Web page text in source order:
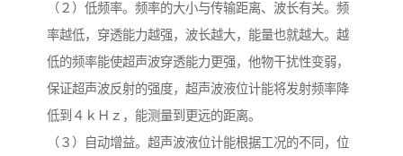
（２）低频率。频率的大小与传输距离、波长有关。频
率越低，穿透能力越强，波长越大，能量也就越大。越
低的频率能使超声波穿透能力更强，他物干扰性变弱，
保证超声波反射的强度，超声波液位计能将发射频率降
低到４ｋＨｚ，能测量到更远的距离。
（３）自动增益。超声波液位计能根据工况的不同，位